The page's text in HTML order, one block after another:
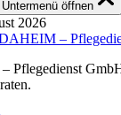
Untermenü öffnen
2026
–
Pflegedienst